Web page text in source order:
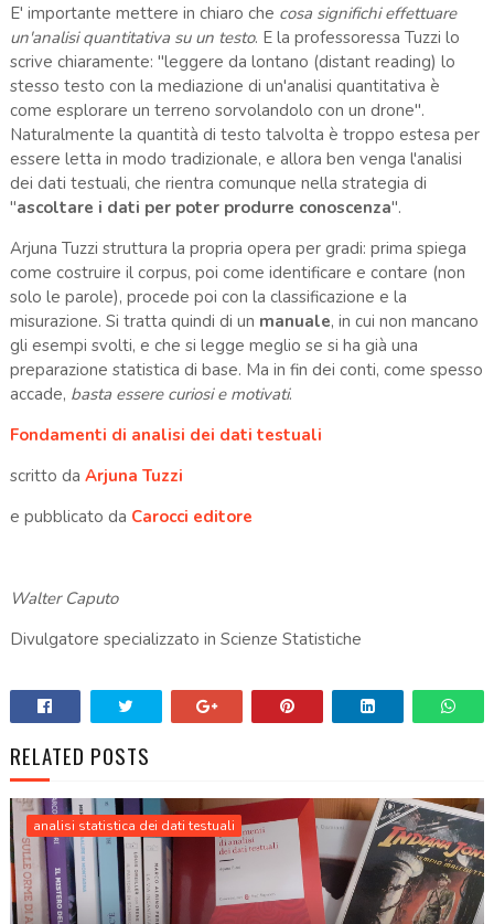
E' importante mettere in chiaro che cosa significhi effettuare
un'analisi quantitativa su un testo. E la professoressa Tuzzi lo
scrive chiaramente: "leggere da lontano (distant reading) lo
stesso testo con la mediazione di un'analisi quantitativa è
come esplorare un terreno sorvolandolo con un drone".
Naturalmente la quantità di testo talvolta è troppo estesa per
essere letta in modo tradizionale, e allora ben venga l'analisi
dei dati testuali, che rientra comunque nella strategia di
"ascoltare i dati per poter produrre conoscenza".
Arjuna Tuzzi struttura la propria opera per gradi: prima spiega
come costruire il corpus, poi come identificare e contare (non
solo le parole), procede poi con la classificazione e la
misurazione. Si tratta quindi di un manuale, in cui non mancano
gli esempi svolti, e che si legge meglio se si ha già una
preparazione statistica di base. Ma in fin dei conti, come spesso
accade, basta essere curiosi e motivati.
Fondamenti di analisi dei dati testuali
scritto da Arjuna Tuzzi
e pubblicato da Carocci editore
Walter Caputo
Divulgatore specializzato in Scienze Statistiche
RELATED POSTS
analisi statistica dei dati testuali